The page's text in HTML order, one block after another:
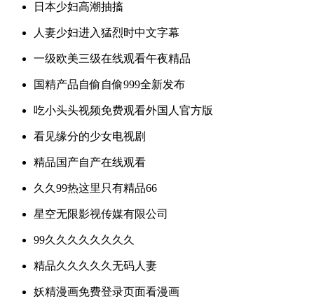
日本少妇高潮抽搐
人妻少妇进入猛烈时中文字幕
一级欧美三级在线观看午夜精品
国精产品自偷自偷999全新发布
吃小头头视频免费观看外国人官方版
看见缘分的少女电视剧
精品国产自产在线观看
久久99热这里只有精品66
星空无限影视传媒有限公司
99久久久久久久久久
精品久久久久久无码人妻
妖精漫画免费登录页面看漫画